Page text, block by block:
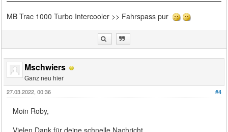
MB Trac 1000 Turbo Intercooler >> Fahrspass pur
Mschwiers
Ganz neu hier
#4
27.03.2022, 00:36
Moin Roby,